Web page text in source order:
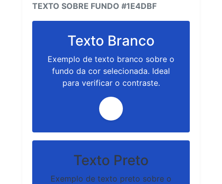
TEXTO SOBRE FUNDO #1E4DBF
Texto Branco
Exemplo de texto branco sobre o
fundo da cor selecionada. Ideal
para verificar o contraste.
Texto Preto
Exemplo de texto preto sobre o